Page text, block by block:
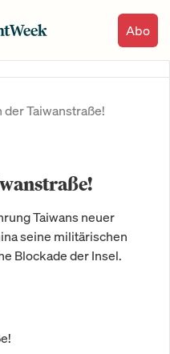
Abo
der Taiwanstraße!
Taiwans neuer
seine militärischen
Blockade der Insel.